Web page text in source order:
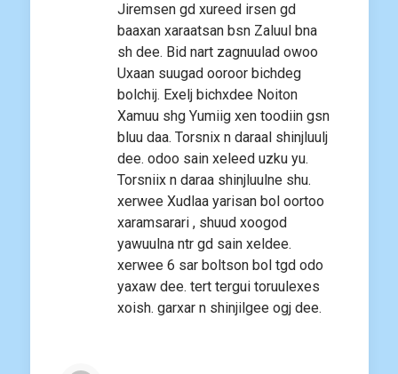
Jiremsen gd xureed irsen gd
baaxan xaraatsan bsn Zaluul bna
sh dee. Bid nart zagnuulad owoo
Uxaan suugad ooroor bichdeg
bolchij. Exelj bichxdee Noiton
Xamuu shg Yumiig xen toodiin gsn
bluu daa. Torsnix n daraal shinjluulj
dee. odoo sain xeleed uzku yu.
Torsniix n daraa shinjluulne shu.
xerwee Xudlaa yarisan bol oortoo
xaramsarari , shuud xoogod
yawuulna ntr gd sain xeldee.
xerwee 6 sar boltson bol tgd odo
yaxaw dee. tert tergui toruulexes
xoish. garxar n shinjilgee ogj dee.